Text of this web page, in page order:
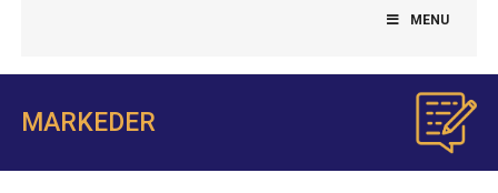
MENU
MARKEDER